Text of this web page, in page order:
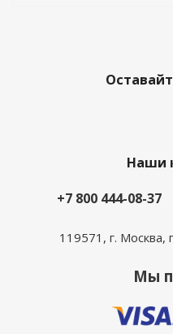
Наши
+7 800 444-08-37
119571, г. Москва,
Мы